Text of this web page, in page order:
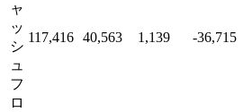
ャ
ッ
シ
ュ
フ
ロ
117,416 40,563 1,139 -36,715